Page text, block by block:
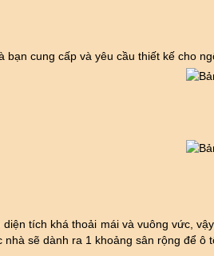
bạn cung cấp và yêu cầu thiết kế cho
tích khá thoải mái và vuông vức,
sẽ dành ra 1 khoảng sân rộng để ô